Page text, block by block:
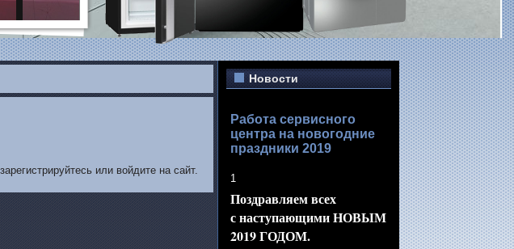
или войдите на сайт.
Новости
Работа сервисного
центра на новогодние
праздники 2019
1
Поздравляем всех
с наступающимиНОВЫМ
2019 ГОДОМ.